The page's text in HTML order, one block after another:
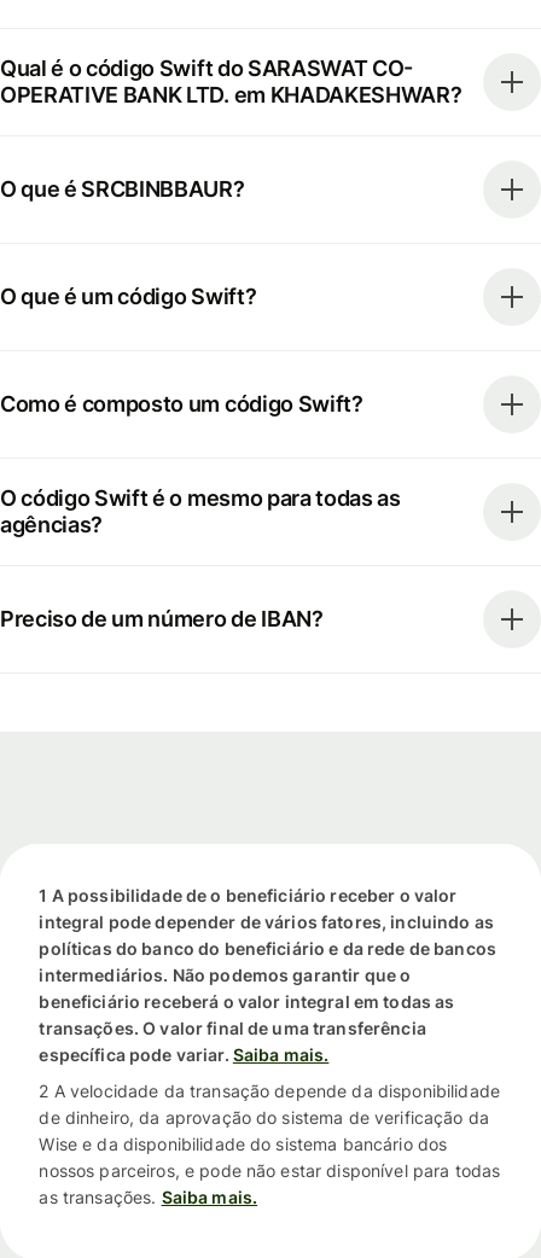
Qual é o código Swift do SARASWAT CO-
OPERATIVE BANK LTD. em KHADAKESHWAR?
O que é SRCBINBBAUR?
O que é um código Swift?
Como é composto um código Swift?
O código Swift é o mesmo para todas as
agências?
Preciso de um número de IBAN?
1 A possibilidade de o beneficiário receber o valor
integral pode depender de vários fatores, incluindo as
políticas do banco do beneficiário e da rede de bancos
intermediários. Não podemos garantir que o
beneficiário receberá o valor integral em todas as
transações. O valor final de uma transferência
específica pode variar. Saiba mais.
2 A velocidade da transação depende da disponibilidade
de dinheiro, da aprovação do sistema de verificação da
Wise e da disponibilidade do sistema bancário dos
nossos parceiros, e pode não estar disponível para todas
as transações. Saiba mais.